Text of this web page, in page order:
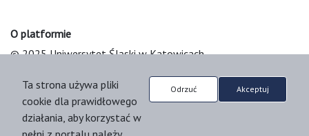
O platformie
© 2025 Uniwersytet Śląski w Katowicach
Platform & Workflow by OJS/PKP
Ta strona używa pliki
cookie dla prawidłowego
działania, aby korzystać w
Odrzuć Akceptuj